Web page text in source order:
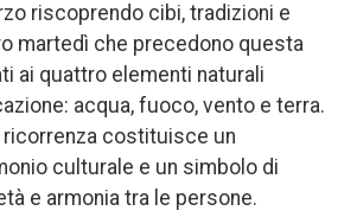
riscoprendo cibi, tradizioni e
martedì che precedono questa
ai quattro elementi naturali
acqua, fuoco, vento e terra.
costituisce un
culturale e un simbolo di
e armonia tra le persone.